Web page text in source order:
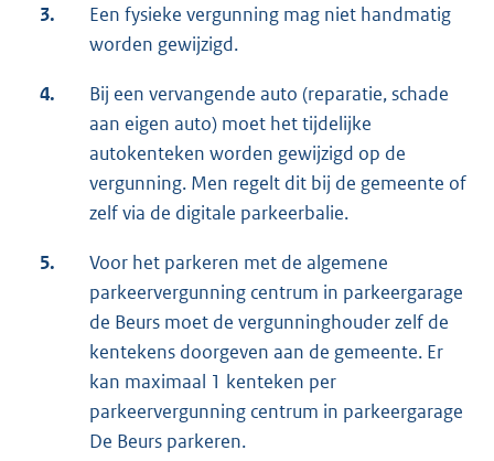
3.
Een fysieke vergunning mag niet handmatig
worden gewijzigd.
4.
Bij een vervangende auto (reparatie, schade
aan eigen auto) moet het tijdelijke
autokenteken worden gewijzigd op de
vergunning. Men regelt dit bij de gemeente of
zelf via de digitale parkeerbalie.
5.
Voor het parkeren met de algemene
parkeervergunning centrum in parkeergarage
de Beurs moet de vergunninghouder zelf de
kentekens doorgeven aan de gemeente. Er
kan maximaal 1 kenteken per
parkeervergunning centrum in parkeergarage
De Beurs parkeren.